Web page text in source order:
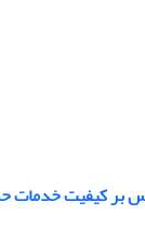
بر کیفیت